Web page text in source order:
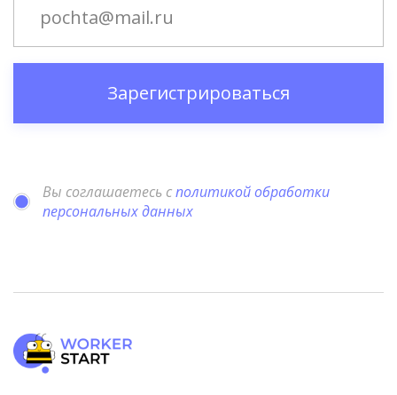
Зарегистрироваться
Вы соглашаетесь сполитикой обработки
персональных данных